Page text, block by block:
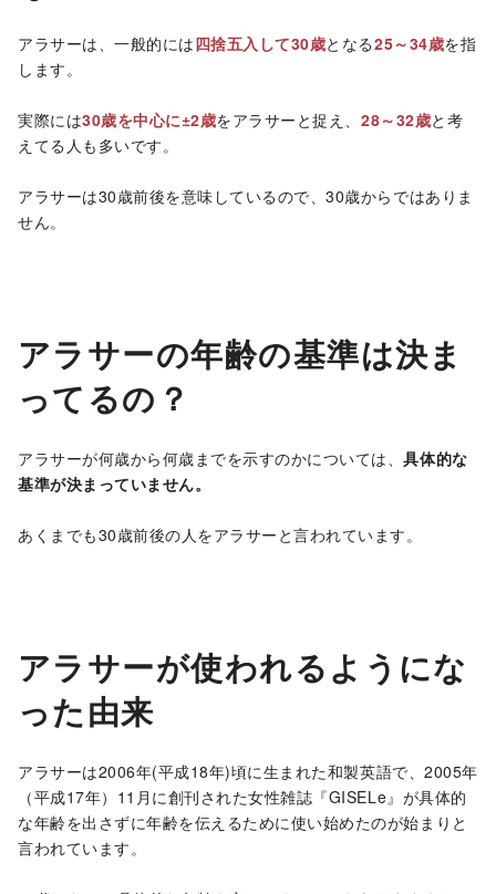
アラサーは、一般的には四捨五入して30歳となる25～34歳を指
します。
実際には30歳を中心に±2歳をアラサーと捉え、 28～32歳と考
えてる人も多いです。
アラサーは30歳前後を意味しているので、30歳からではありま
せん。
アラサーの年齢の基準は決ま
ってるの？
アラサーが何歳から何歳までを示すのかについては、具体的な
基準が決まっていません。
あくまでも30歳前後の人をアラサーと言われています。
アラサーが使われるようにな
った由来
アラサーは2006年(平成18年)頃に生まれた和製英語で、2005年
（平成17年）11月に創刊された女性雑誌『GISELe』が具体的
な年齢を出さずに年齢を伝えるために使い始めたのが始まりと
言われています。